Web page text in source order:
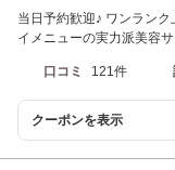
当日予約歓迎♪ ワンラン
イメニューの実力派美容
口コミ 121件
クーポンを表示